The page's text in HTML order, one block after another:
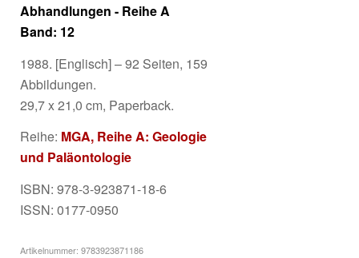
Abhandlungen - Reihe A
Band: 12
1988. [Englisch] – 92 Seiten, 159
Abbildungen.
29,7 x 21,0 cm, Paperback.
Reihe: MGA, Reihe A: Geologie
und Paläontologie
ISBN: 978-3-923871-18-6
ISSN: 0177-0950
Artikelnummer: 9783923871186